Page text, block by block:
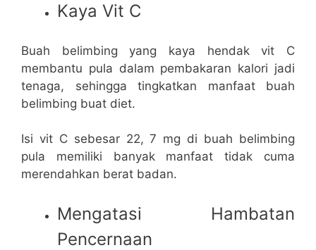
Kaya Vit C
Buah belimbing yang kaya hendak vit C
membantu pula dalam pembakaran kalori jadi
tenaga, sehingga tingkatkan manfaat buah
belimbing buat diet.
Isi vit C sebesar 22, 7 mg di buah belimbing
pula memiliki banyak manfaat tidak cuma
merendahkan berat badan.
Mengatasi Hambatan
Pencernaan